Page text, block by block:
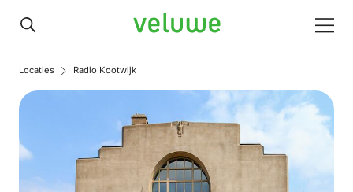
Veluwe
Locaties Radio Kootwijk